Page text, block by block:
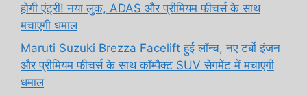
होगी एंट्री! नया लुक, ADAS और प्रीमियम फीचर्स के साथ
मचाएगी धमाल
Maruti Suzuki Brezza Facelift हुई लॉन्च, नए टर्बो इंजन
और प्रीमियम फीचर्स के साथ कॉम्पैक्ट SUV सेगमेंट में मचाएगी
धमाल